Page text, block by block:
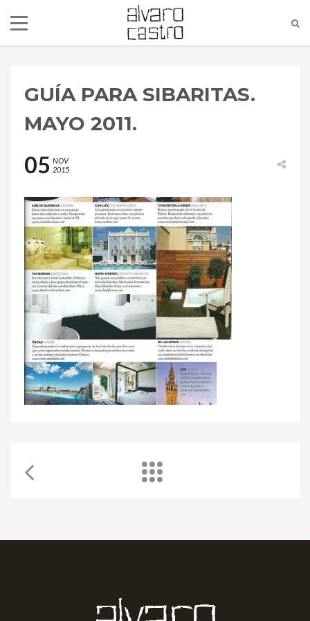
alvaro@alvarocastro.com
GUÍA PARA SIBARITAS.
MAYO 2011.
05 NOV
2015